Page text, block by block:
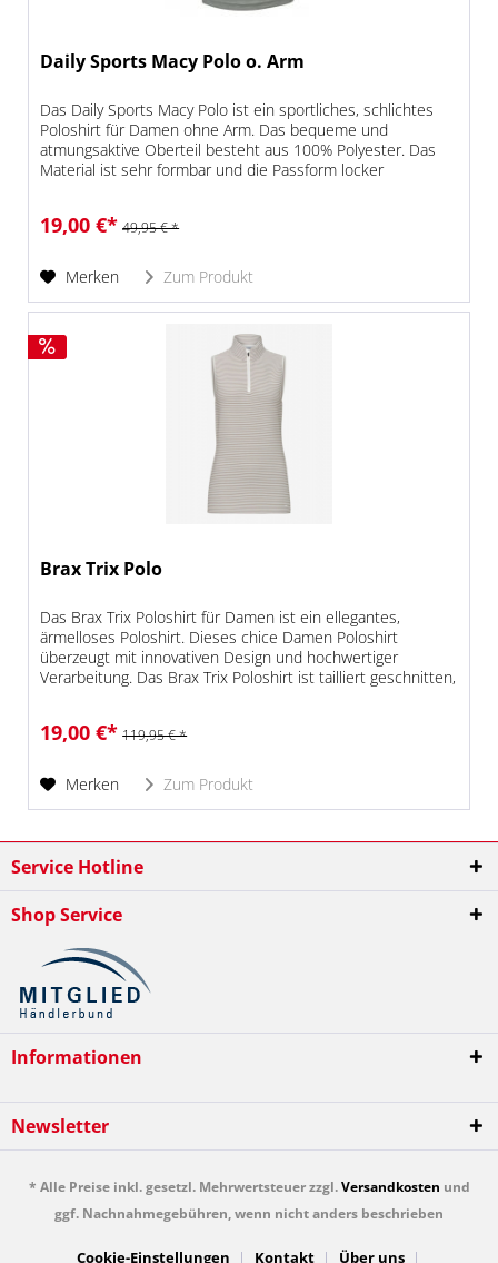
Daily Sports Macy Polo o. Arm
Das Daily Sports Macy Polo ist ein sportliches, schlichtes
Poloshirt für Damen ohne Arm. Das bequeme und
atmungsaktive Oberteil besteht aus 100% Polyester. Das
Material ist sehr formbar und die Passform locker
19,00 €* 49,95 € *
Merken Zum Produkt
Brax Trix Polo
Das Brax Trix Poloshirt für Damen ist ein ellegantes,
ärmelloses Poloshirt. Dieses chice Damen Poloshirt
überzeugt mit innovativen Design und hochwertiger
Verarbeitung. Das Brax Trix Poloshirt ist tailliert geschnitten,
19,00 €* 119,95 € *
Merken Zum Produkt
Service Hotline
Shop Service
Informationen
Newsletter
* Alle Preise inkl. gesetzl. Mehrwertsteuer zzgl.Versandkosten und
ggf. Nachnahmegebühren, wenn nicht anders beschrieben
Cookie-Einstellungen Kontakt Über uns